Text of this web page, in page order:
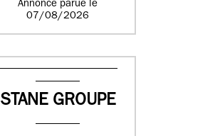
Annonce parue le
07/08/2026
STANE GROUPE